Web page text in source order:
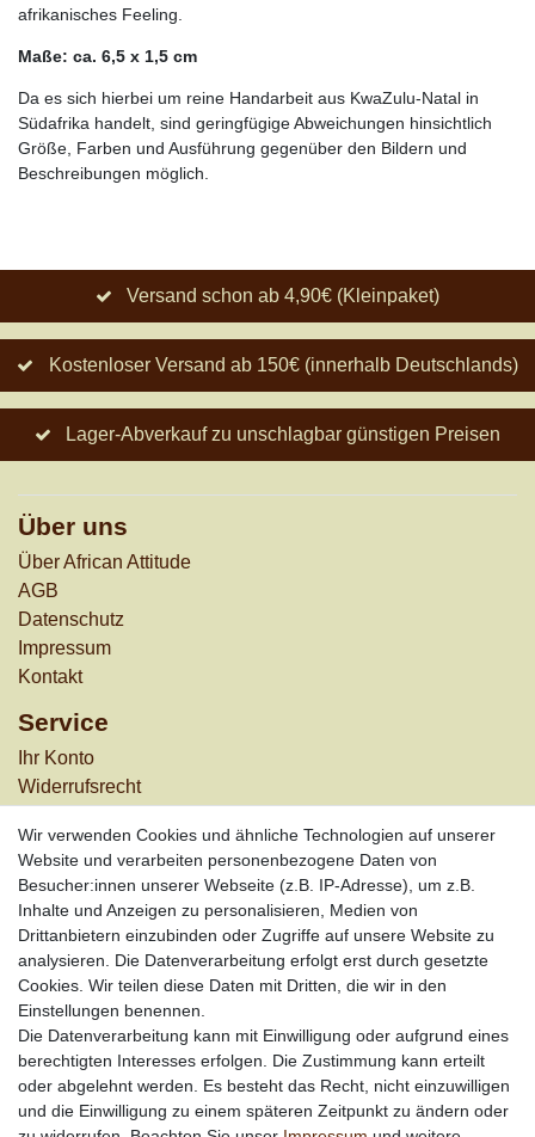
afrikanisches Feeling.
Maße: ca. 6,5 x 1,5 cm
Da es sich hierbei um reine Handarbeit aus KwaZulu-Natal in
Südafrika handelt, sind geringfügige Abweichungen hinsichtlich
Größe, Farben und Ausführung gegenüber den Bildern und
Beschreibungen möglich.
Versand schon ab 4,90€ (Kleinpaket)
Kostenloser Versand ab 150€ (innerhalb Deutschlands)
Lager-Abverkauf zu unschlagbar günstigen Preisen
Über uns
Über African Attitude
AGB
Datenschutz
Impressum
Kontakt
Service
Ihr Konto
Widerrufs­recht
Zahlungsarten
Informationen
Werbung
Links
Vertrag widerrufen
*außer Sonderartikel + Porto; keine Kombination mit
anderen Rabattaktionen
Wir verwenden Cookies und ähnliche Technologien auf unserer
Website und verarbeiten personenbezogene Daten von
Besucher:innen unserer Webseite (z.B. IP-Adresse), um z.B.
Inhalte und Anzeigen zu personalisieren, Medien von
Drittanbietern einzubinden oder Zugriffe auf unsere Website zu
analysieren. Die Datenverarbeitung erfolgt erst durch gesetzte
Cookies. Wir teilen diese Daten mit Dritten, die wir in den
Einstellungen benennen.
Die Datenverarbeitung kann mit Einwilligung oder aufgrund eines
berechtigten Interesses erfolgen. Die Zustimmung kann erteilt
oder abgelehnt werden. Es besteht das Recht, nicht einzuwilligen
und die Einwilligung zu einem späteren Zeitpunkt zu ändern oder